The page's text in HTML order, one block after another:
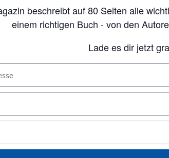
einem richtigen Buch - von den
Lade es dir jetzt